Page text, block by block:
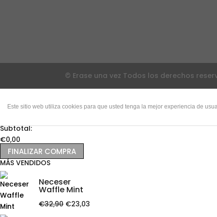
© Erase una vez Todos los derechos
Este sitio web utiliza cookies para que usted tenga la mejor experiencia de
Subtotal:
€0,00
FINALIZAR COMPRA
MÁS VENDIDOS
Neceser
Waffle Mint
€32,90 El
€23,03